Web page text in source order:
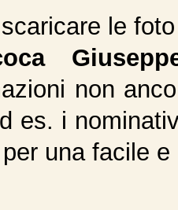
le
non
es. i
una facile